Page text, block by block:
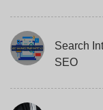
Search
SEO